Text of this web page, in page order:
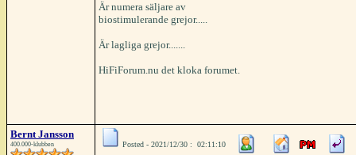
Är numera säljare av
biostimulerande grejor.....
Är lagliga grejor.......
HiFiForum.nu det kloka forumet.
Bernt Jansson
400.000-klubben Posted - 2021/12/30 : 02:11:10